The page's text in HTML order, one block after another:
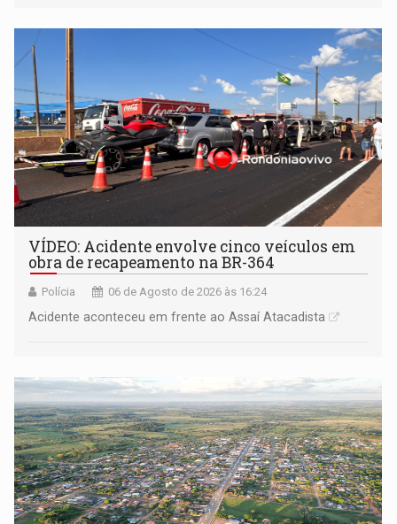
VÍDEO: Acidente envolve cinco veículos em
obra de recapeamento na BR-364
Polícia 06 de Agosto de 2026 às 16:24
Acidente aconteceu em frente ao Assaí Atacadista